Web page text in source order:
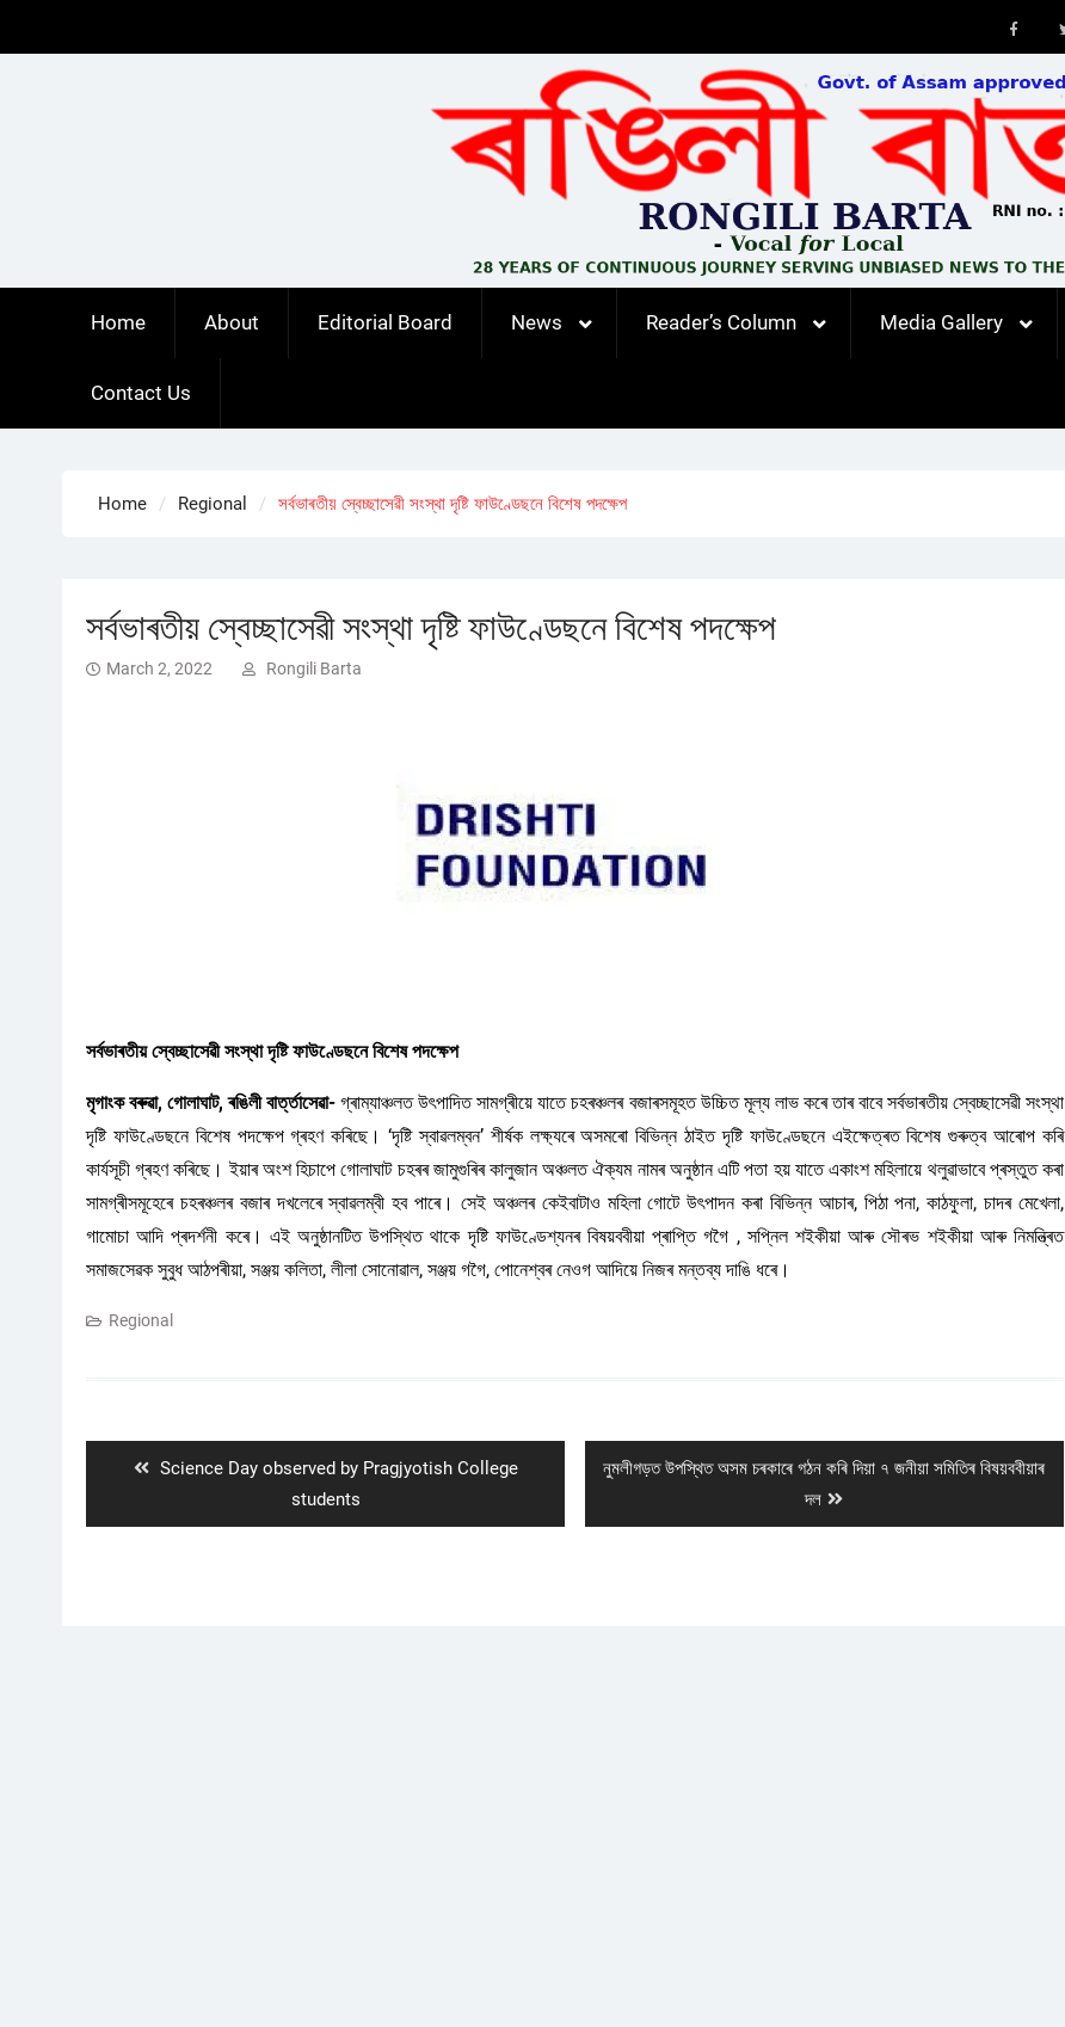
Home About Editorial Board News Reader’s Column Media Gallery
Contact Us
Home Regional সৰ্বভাৰতীয় স্বেচ্ছাসেৱী সংস্থা দৃষ্টি ফাউণ্ডেছনে বিশেষ পদক্ষেপ
সৰ্বভাৰতীয় স্বেচ্ছাসেৱী সংস্থা দৃষ্টি ফাউণ্ডেছনে বিশেষ পদক্ষেপ
March 2, 2022 Rongili Barta
সৰ্বভাৰতীয় স্বেচ্ছাসেৱী সংস্থা দৃষ্টি ফাউণ্ডেছনে বিশেষ পদক্ষেপ
মৃগাংক বৰুৱা, গোলাঘাট, ৰঙিলী বাৰ্ত্তাসেৱা- গ্ৰাম্যাঞ্চলত উৎপাদিত সামগ্ৰীয়ে যাতে চহৰঞ্চলৰ বজাৰসমূহত উচ্চিত মূল্য লাভ কৰে তাৰ বাবে সৰ্বভাৰতীয় স্বেচ্ছাসেৱী সংস্থা
দৃষ্টি ফাউণ্ডেছনে বিশেষ পদক্ষেপ গ্ৰহণ কৰিছে। ‘দৃষ্টি স্বাৱলম্বন’ শীৰ্ষক লক্ষ্যৰে অসমৰো বিভিন্ন ঠাইত দৃষ্টি ফাউণ্ডেছনে এইক্ষেত্ৰত বিশেষ গুৰুত্ব আৰোপ কৰি
কাৰ্যসূচী গ্ৰহণ কৰিছে। ইয়াৰ অংশ হিচাপে গোলাঘাট চহৰৰ জামুগুৰিৰ কালুজান অঞ্চলত ঐক্যম নামৰ অনুষ্ঠান এটি পতা হয় যাতে একাংশ মহিলায়ে থলুৱাভাবে প্ৰস্তুত কৰা
সামগ্ৰীসমূহেৰে চহৰঞ্চলৰ বজাৰ দখলেৰে স্বাৱলম্বী হব পাৰে। সেই অঞ্চলৰ কেইবাটাও মহিলা গোটে উৎপাদন কৰা বিভিন্ন আচাৰ, পিঠা পনা, কাঠফুলা, চাদৰ মেখেলা,
গামোচা আদি প্ৰদৰ্শনী কৰে। এই অনুষ্ঠানটিত উপস্থিত থাকে দৃষ্টি ফাউণ্ডেশ্যনৰ বিষয়ববীয়া প্ৰাপ্তি গগৈ , সপ্নিল শইকীয়া আৰু সৌৰভ শইকীয়া আৰু নিমন্ত্ৰিত
সমাজসেৱক সুবুধ আঠপৰীয়া, সঞ্জয় কলিতা, লীলা সোনোৱাল, সঞ্জয় গগৈ, পোনেশ্বৰ নেওগ আদিয়ে নিজৰ মন্তব্য দাঙি ধৰে।
Regional
Previous
Science Day observed by Pragjyotish College
students
Next
নুমলীগড়ত উপস্থিত অসম চৰকাৰে গঠন কৰি দিয়া ৭ জনীয়া সমিতিৰ বিষয়ববীয়াৰ
দল